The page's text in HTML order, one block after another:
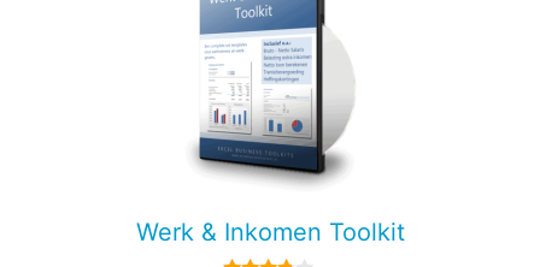
Werk & Inkomen Toolkit